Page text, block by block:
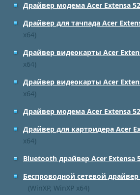
Драйвер модема Acer Extensa
Драйвер для тачпада Acer
x64)
Драйвер видеокарты Acer
x64)
Драйвер видеокарты Acer
x64)
Драйвер модема Acer Extensa
Драйвер для картридера Acer
x64)
Bluetooth драйвер Acer Extensa
Беспроводной сетевой драйвер
(WinXP, WinXP x64)